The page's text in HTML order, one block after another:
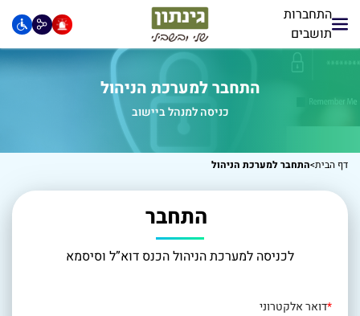
התחברות
תושבים
התחבר למערכת הניהול
כניסה למנהל ביישוב
דף הבית>התחבר למערכת הניהול
התחבר
לכניסה למערכת הניהול הכנס דוא”ל וסיסמא
*דואר אלקטרוני